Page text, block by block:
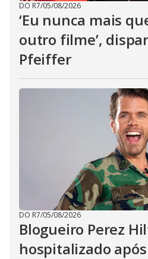
DO R7/05/08/2026
‘Eu nunca mais
outro filme’,
Pfeiffer
DO R7/05/08/2026
Blogueiro Perez
hospitalizado